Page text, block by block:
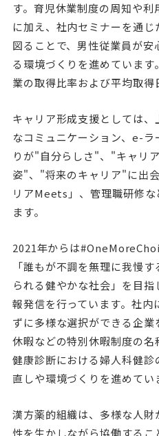
す。育児休業制度の周知や
に加え、社内セミナーを通
図ることで、男性従業員が
る環境づくりを進めていま
業の取得比率および平均取得
キャリア形成支援としては
なコミュニケーション、e-ラ
りが"自分らしさ"、"キャリ
姿"、"将来のキャリア"に出
リアMeets」、管理職研修
ます。
2021年からは
「誰もが不調を無理に我慢
られる健やかな社会」を目
報発信を行っています。社内
ずに多様な選択ができる企
休暇などの特別休暇制度の
健康診断における婦人科健
直しや環境づくりを進めてい
漢方薬的組織は、多様な人
性を生かしながら協働する